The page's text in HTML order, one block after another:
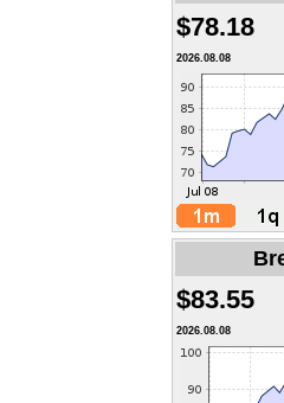
$78.18
2026.08.08
$83.55
2026.08.08